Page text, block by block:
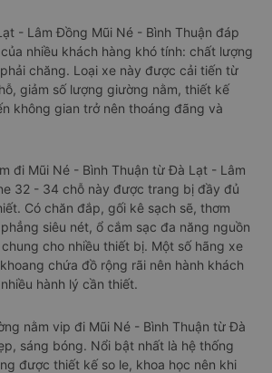
- Lâm Đồng Mũi Né - Bình Thuận đáp
nhiều khách hàng khó tính: chất lượng
chăng. Loại xe này được cải tiến từ
giảm số lượng giường nằm, thiết kế
không gian trở nên thoáng đãng và
đi Mũi Né - Bình Thuận từ Đà Lạt - Lâm
32 - 34 chỗ này được trang bị đầy đủ
Có chăn đắp, gối kê sạch sẽ, thơm
siêu nét, ổ cắm sạc đa năng nguồn
cho nhiều thiết bị. Một số hãng xe
chứa đồ rộng rãi nên hành khách
hành lý cần thiết.
nằm vip đi Mũi Né - Bình Thuận từ Đà
sáng bóng. Nổi bật nhất là hệ thống
được thiết kế so le, khoa học nên khi